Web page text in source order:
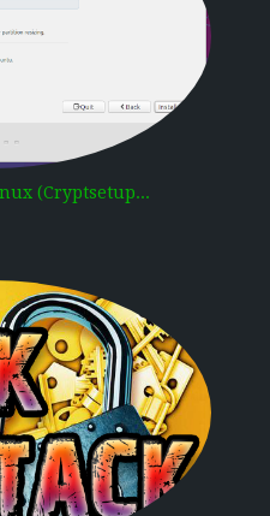
(Cryptsetup...